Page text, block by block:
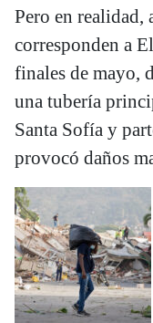
Pero en realidad,
corresponden a
finales de mayo,
una tubería
Santa Sofía y
provocó daños